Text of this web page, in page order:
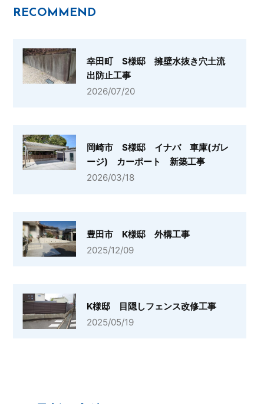
RECOMMEND
幸田町 S様邸 擁壁水抜き穴土流
出防止工事
2026/07/20
岡崎市 S様邸 イナバ 車庫(ガレ
ージ) カーポート 新築工事
2026/03/18
豊田市 K様邸 外構工事
2025/12/09
K様邸 目隠しフェンス改修工事
2025/05/19